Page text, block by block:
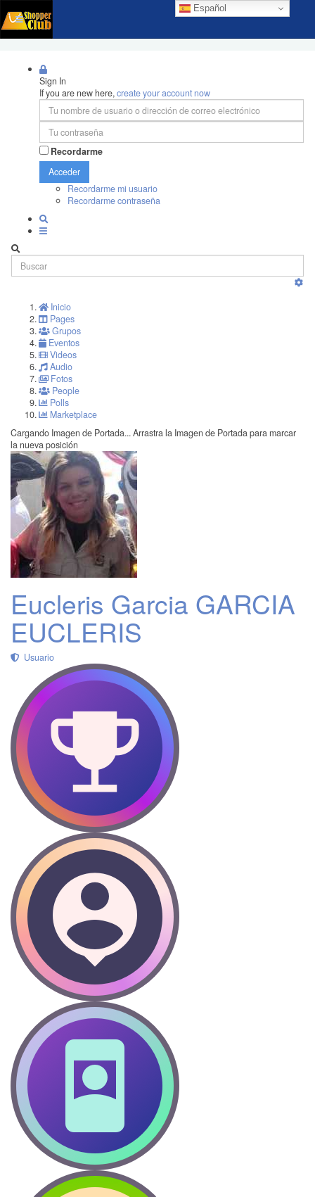
Español
Sign In
If you are new here,create your account now
Recordarme
Acceder
Recordarme mi usuario
Recordarme contraseña
Inicio
Pages
Grupos
Eventos
Videos
Audio
Fotos
People
Polls
Marketplace
Cargando Imagen de Portada... Arrastra la Imagen de Portada para marcar
la nueva posición
Eucleris Garcia GARCIA
EUCLERIS
Usuario